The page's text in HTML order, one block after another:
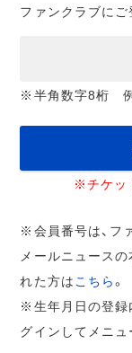
ファンクラブに
※半角数字8桁
※チケッ
※会員番号は、フ
メールニュース
れた方は こちら。
※生年月日の登録
グインしてメニュ